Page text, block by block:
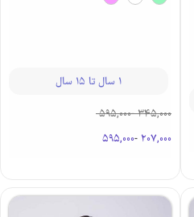
1 سال تا 15 سال
345,000
-
595,000
207,000
-
595,000